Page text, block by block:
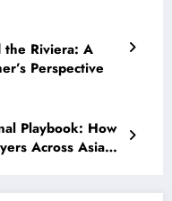
the Riviera: A
Perspective
Playbook: How
Across Asia